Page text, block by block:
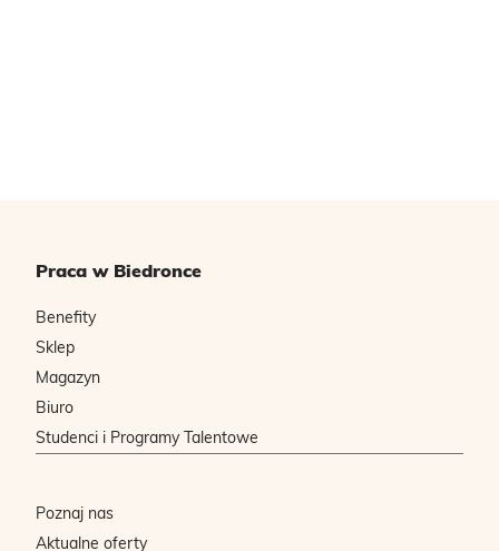
Praca w Biedronce
Benefity
Sklep
Magazyn
Biuro
Studenci i Programy Talentowe
Poznaj nas
Aktualne oferty